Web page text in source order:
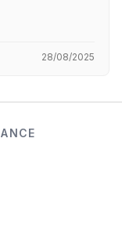
28/08/2025